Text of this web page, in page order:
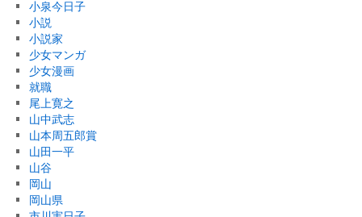
小泉今日子
小説
小説家
少女マンガ
少女漫画
就職
尾上寛之
山中武志
山本周五郎賞
山田一平
山谷
岡山
岡山県